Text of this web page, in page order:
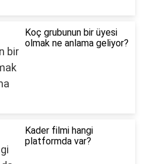
Koç grubunun bir üyesi
olmak ne anlama geliyor?
Kader filmi hangi
platformda var?